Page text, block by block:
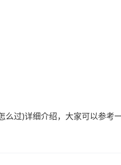
过)详细介绍，大家可以参考一